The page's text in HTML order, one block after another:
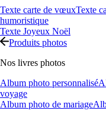
Texte carte de vœuxTexte
humoristique
Texte Joyeux Noël
Produits photos
Nos livres photos
Album photo personnalisé
voyage
Album photo de mariage